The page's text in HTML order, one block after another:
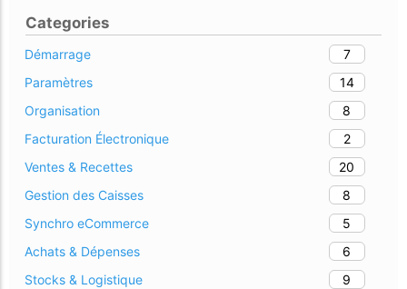
Categories
Démarrage
7
Paramètres
14
Organisation
8
Facturation Électronique
2
Ventes & Recettes
20
Gestion des Caisses
8
Synchro eCommerce
5
Achats & Dépenses
6
Stocks & Logistique
9